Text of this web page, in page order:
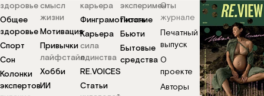
здоровье
Общее
здоровье
Спорт
Сон
Колонки
экспертов
смысл
жизни
Мотивация
Привычки
лайфстайл
Хобби
ИИ
карьера
Финграмотность
Карьера
сила
единства
RE.VOICES
Статьи
эксперименты
Питание
Бьюти
Бытовые
средства
О
журнале
Печатный
выпуск
О
проекте
Авторы